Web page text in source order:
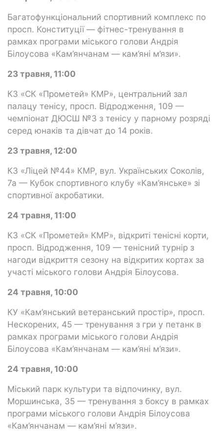
Багатофункціональний спортивний комплекс по
просп. Конституції — фітнес-тренування в
рамках програми міського голови Андрія
Білоусова «Кам’янчанам — кам’яні м’язи».
23 травня, 11:00
КЗ «СК «Прометей» КМР», центральний зал
палацу тенісу, просп. Відродження, 109 —
чемпіонат ДЮСШ №3 з тенісу у парному розряді
серед юнаків та дівчат до 14 років.
23 травня, 12:00
КЗ «Ліцей №44» КМР, вул. Українських Соколів,
7а — Кубок спортивного клубу «Кам’янське» зі
спортивної акробатики.
24 травня, 11:00
КЗ «СК «Прометей» КМР», відкриті тенісні корти,
просп. Відродження, 109 — тенісний турнір з
нагоди відкриття сезону на відкритих кортах за
участі міського голови Андрія Білоусова.
24 травня, 10:00
КУ «Кам’янський ветеранський простір», просп.
Нескорених, 45 — тренування з гри у петанк в
рамках програми міського голови Андрія
Білоусова «Кам’янчанам — кам’яні м’язи».
24 травня, 10:00
Міський парк культури та відпочинку, вул.
Моршинська, 35 — тренування з боксу в рамках
програми міського голови Андрія Білоусова
«Кам’янчанам — кам’яні м’язи».